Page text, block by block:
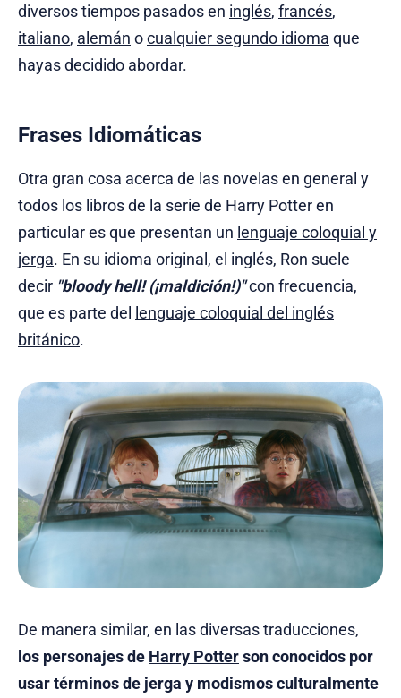
diversos tiempos pasados en inglés, francés,
italiano, alemán ocualquier segundo idioma que
hayas decidido abordar.
Frases Idiomáticas
Otra gran cosa acerca de las novelas en general y
todos los libros de la serie de Harry Potter en
particular es que presentan un lenguaje coloquial y
jerga. En su idioma original, el inglés, Ron suele
decir "bloody hell! (¡maldición!)"con frecuencia,
que es parte del lenguaje coloquial del inglés
británico.
De manera similar, en las diversas traducciones,
los personajes de Harry Potterson conocidos por
usar términos de jerga y modismos culturalmente